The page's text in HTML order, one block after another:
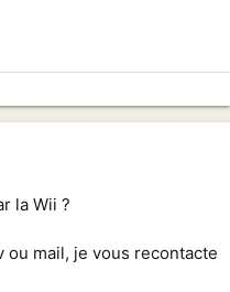
la Wii ?
ou mail, je vous recontacte